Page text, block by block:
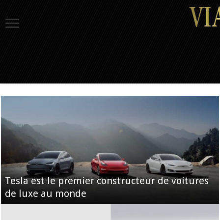
Tesla est le premier constructeur de voitures
de luxe au monde